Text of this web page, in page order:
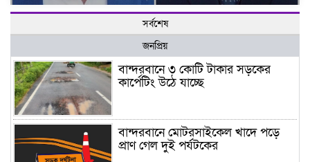
সর্বশেষ
জনপ্রিয়
বান্দরবানে ৩ কোটি টাকার সড়কের
কার্পেটিং উঠে যাচ্ছে
বান্দরবানে মোটরসাইকেল খাদে পড়ে
প্রাণ গেল দুই পর্যটকের